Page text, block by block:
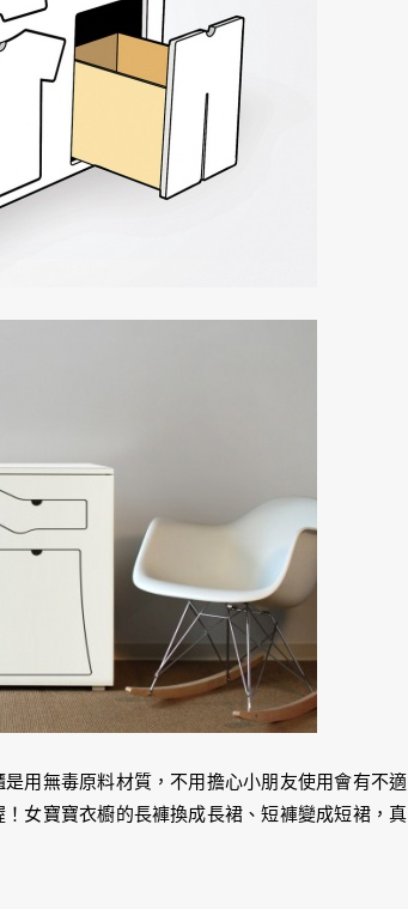
用無毒原料材質，不用擔心小朋友使用會有不適
女寶寶衣櫥的長褲換成長裙、短褲變成短裙，真